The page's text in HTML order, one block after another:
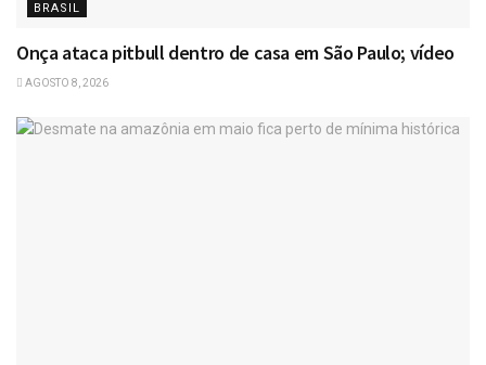
BRASIL
Onça ataca pitbull dentro de casa em São Paulo; vídeo
AGOSTO 8, 2026